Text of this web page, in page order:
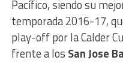
Pacífico, siendo su
temporada 2016-17,
play-off por la Calder
frente a los San Jose